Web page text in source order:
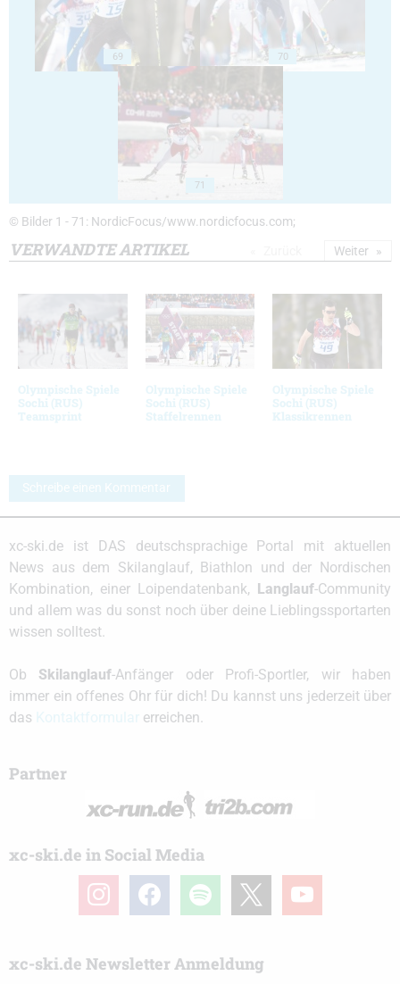
69 70
71
© Bilder 1 - 71: NordicFocus/www.nordicfocus.com;
VERWANDTE ARTIKEL
Olympische Spiele
Sochi (RUS)
Teamsprint
Olympische Spiele
Sochi (RUS)
Staffelrennen
Olympische Spiele
Sochi (RUS)
Klassikrennen
Weiter
Schreibe einen Kommentar
xc-ski.de ist DAS deutschsprachige Portal mit aktuellen
News aus dem Skilanglauf, Biathlon und der Nordischen
Kombination, einer Loipendatenbank, Langlauf-Community
und allem was du sonst noch über deine Lieblingssportarten
wissen solltest.
Ob Skilanglauf-Anfänger oder Profi-Sportler, wir haben
immer ein offenes Ohr für dich! Du kannst uns jederzeit über
das
erreichen.
Partner
xc-ski.de in Social Media
instagramfacebook spotify youtube
xc-ski.de Newsletter Anmeldung